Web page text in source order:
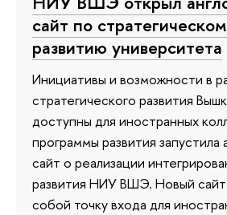
сайт по
развитию университета
Инициативы и возможности в
стратегического развития
доступны для иностранных
программы развития запустила
сайт о реализации
развития НИУ ВШЭ. Новый сайт
собой точку входа для